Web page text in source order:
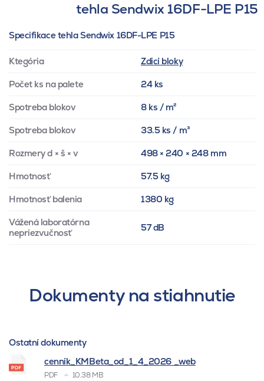
tehla Sendwix 16DF-LPE P15
Specifikace tehla Sendwix 16DF-LPE P15
Ktegória Zdicí bloky
Počet ks na palete 24 ks
Spotreba blokov 8 ks / m²
Spotreba blokov 33.5 ks / m³
Rozmery d × š × v 498 × 240 × 248 mm
Hmotnosť 57.5 kg
Hmotnosť balenia 1380 kg
Vážená laboratórna
nepriezvučnosť
57 dB
Dokumenty na stiahnutie
Ostatní dokumenty
cenník_KMBeta_od_1_4_2026 _web
PDF 10.38 MB